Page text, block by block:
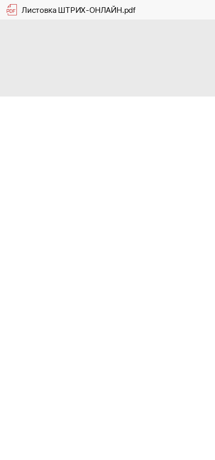
Листовка ШТРИХ-ОНЛАЙН.pdf